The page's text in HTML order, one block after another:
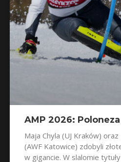
AMP 2026:
Maja Chyla (UJ Kraków)
(AWF Katowice) zdobyli
w gigancie. W slalomie